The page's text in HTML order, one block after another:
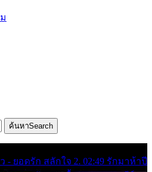
ค้นหาSearch
- ยอดรัก สลักใจ 2. 02:49 รักมาห้าปี